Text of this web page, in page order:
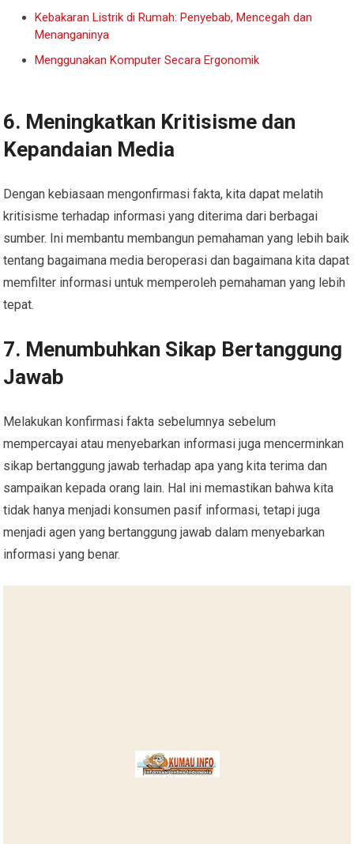
Kebakaran Listrik di Rumah: Penyebab, Mencegah dan
Menanganinya
Menggunakan Komputer Secara Ergonomik
6. Meningkatkan Kritisisme dan
Kepandaian Media
Dengan kebiasaan mengonfirmasi fakta, kita dapat melatih
kritisisme terhadap informasi yang diterima dari berbagai
sumber. Ini membantu membangun pemahaman yang lebih baik
tentang bagaimana media beroperasi dan bagaimana kita dapat
memfilter informasi untuk memperoleh pemahaman yang lebih
tepat.
7. Menumbuhkan Sikap Bertanggung
Jawab
Melakukan konfirmasi fakta sebelumnya sebelum
mempercayai atau menyebarkan informasi juga mencerminkan
sikap bertanggung jawab terhadap apa yang kita terima dan
sampaikan kepada orang lain. Hal ini memastikan bahwa kita
tidak hanya menjadi konsumen pasif informasi, tetapi juga
menjadi agen yang bertanggung jawab dalam menyebarkan
informasi yang benar.